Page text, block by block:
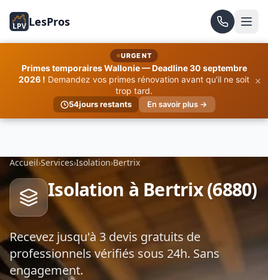
LPV LesPros
URGENT
Primes temporaires Wallonie — Deadline 30 septembre
2026 ! Demandez vos primes rénovation avant qu'il ne soit
trop tard.
54jours restants En savoir plus →
×
Accueil›Services›Isolation›Bertrix
Isolation à Bertrix (6880)
Recevez jusqu'à 3 devis gratuits de
professionnels vérifiés sous 24h. Sans
engagement.